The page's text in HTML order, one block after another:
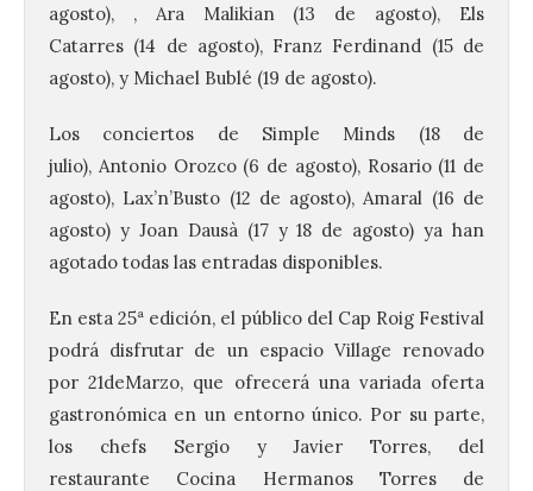
agosto), , Ara Malikian (13 de agosto), Els
Catarres (14 de agosto), Franz Ferdinand (15 de
agosto), y Michael Bublé (19 de agosto).
Los conciertos de Simple Minds (18 de
julio), Antonio Orozco (6 de agosto), Rosario (11 de
agosto), Lax’n’Busto (12 de agosto), Amaral (16 de
agosto) y Joan Dausà (17 y 18 de agosto) ya han
agotado todas las entradas disponibles.
En esta 25ª edición, el público del Cap RoigFestival
podrá disfrutar de un espacio Village renovado
por 21deMarzo, que ofrecerá una variada oferta
gastronómica en un entorno único. Por su parte,
los chefs Sergio y Javier Torres, del
restaurante Cocina Hermanos Torres de
Camarzius fest: frente al
macroevento, un festival
cultural transformador
que apuesta por el legado.